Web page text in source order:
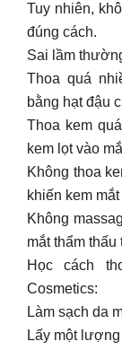
Tuy nhiên,
đúng cách.
Sai lầm
Thoa quá
bằng hạt đậu
Thoa kem
kem lọt vào
Không thoa
khiến kem
Không
mắt thẩm
Học cách
Cosmetics:
Làm sạch da
Lấy một